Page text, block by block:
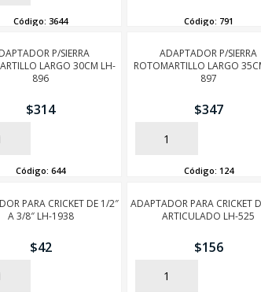
Código:3644 Código: 791
P/SIERRA
LARGO 30CM LH-
896
$314
Código:644
ADAPTADOR P/SIERRA
ROTOMARTILLO LARGO
897
$347
AÑADIR
Código: 124
PARA CRICKET DE 1/2″
A 3/8″ LH-1938
$42
ADAPTADOR PARA CRICKET
ARTICULADO LH-525
$156
AÑADIR
FINALIZÁ TU COMPRA